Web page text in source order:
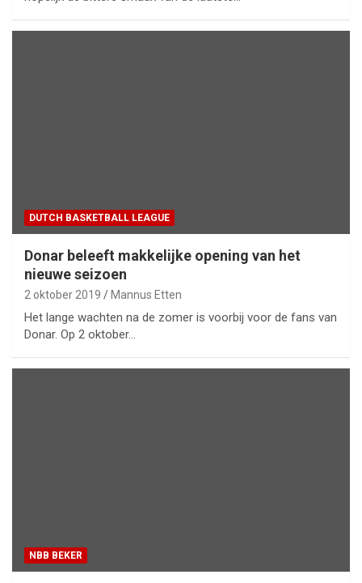
DUTCH BASKETBALL LEAGUE
Donar beleeft makkelijke opening van het
nieuwe seizoen
2 oktober 2019 Mannus Etten
Het lange wachten na de zomer is voorbij voor de fans van
Donar. Op 2 oktober…
NBB BEKER